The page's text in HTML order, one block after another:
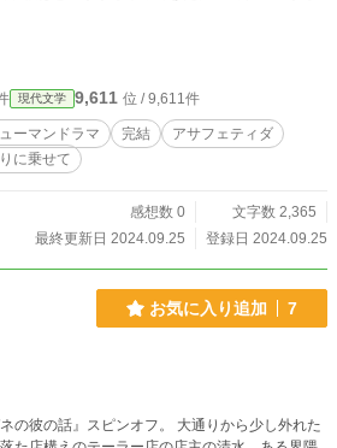
現代文学 9,611 位 / 9,611件
ーマンドラマ 完結
アサフェティダ
に乗せて
感想数 0
文字数 2,365
最終更新日 2024.09.25
登録日 2024.09.25
お気に入り追加 7
の話』スピンオフ。 大通りから少し外れた